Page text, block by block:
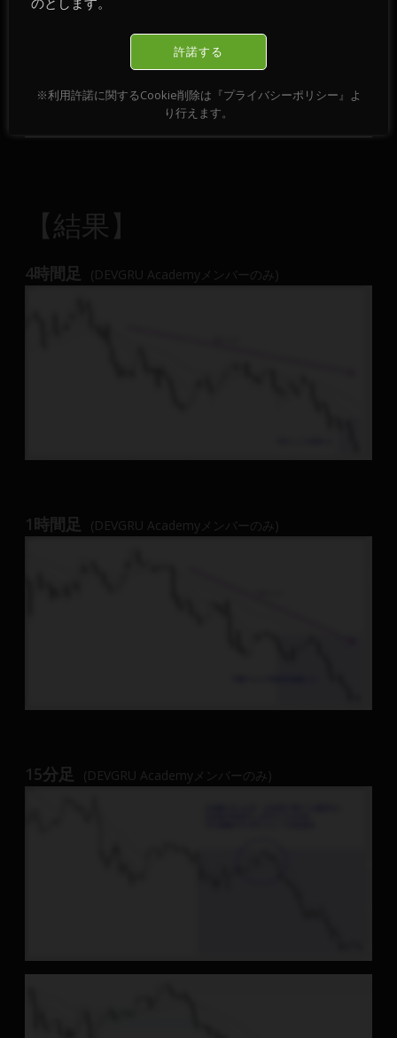
【結果】
4時間足 (DEVGRU Academyメンバーのみ)
1時間足 (DEVGRU Academyメンバーのみ)
15分足 (DEVGRU Academyメンバーのみ)
許諾する
※利用許諾に関するCookie削除は『プライバシーポリシー』よ
り行えます。